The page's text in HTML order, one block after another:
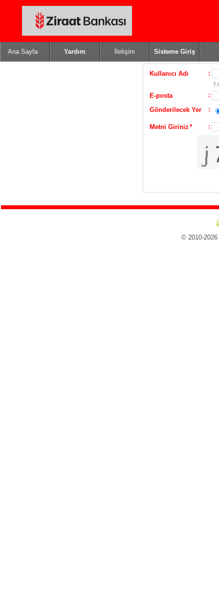
Ana Sayfa Yardım İletişim Sisteme Giriş
Kullanıcı Adı :
E-posta
:
Gönderilecek Yer
:
Metni Giriniz * :
© 2010-2026